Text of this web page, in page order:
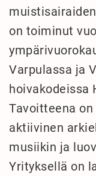
on toiminut
Varpulassa ja
hoivakodeissa
Tavoitteena
aktiivinen
musiikin ja
Yrityksellä on